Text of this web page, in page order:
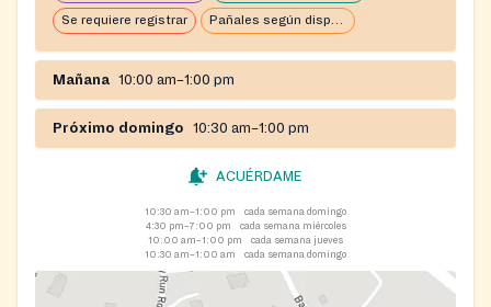
Se requiere registrar Pañales según disponibilidad
Mañana 10:00 am–1:00 pm
Próximo domingo 10:30 am–1:00 pm
ACUÉRDAME
10:30 am–1:00 pm
cada semana domingo
4:30 pm–7:00 pm
cada semana miércoles
10:00 am–1:00 pm
cada semana jueves
10:30 am–1:00 am
cada semana domingo